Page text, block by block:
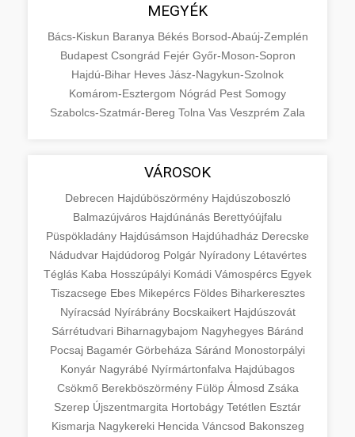
MEGYÉK
Bács-Kiskun Baranya Békés Borsod-Abaúj-Zemplén
Budapest Csongrád Fejér Győr-Moson-Sopron
Hajdú-Bihar Heves Jász-Nagykun-Szolnok
Komárom-Esztergom Nógrád Pest Somogy
Szabolcs-Szatmár-Bereg Tolna Vas Veszprém Zala
VÁROSOK
Debrecen Hajdúböszörmény Hajdúszoboszló
Balmazújváros Hajdúnánás Berettyóújfalu
Püspökladány Hajdúsámson Hajdúhadház Derecske
Nádudvar Hajdúdorog Polgár Nyíradony Létavértes
Téglás Kaba Hosszúpályi Komádi Vámospércs Egyek
Tiszacsege Ebes Mikepércs Földes Biharkeresztes
Nyíracsád Nyírábrány Bocskaikert Hajdúszovát
Sárrétudvari Biharnagybajom Nagyhegyes Báránd
Pocsaj Bagamér Görbeháza Sáránd Monostorpályi
Konyár Nagyrábé Nyírmártonfalva Hajdúbagos
Csökmő Berekböszörmény Fülöp Álmosd Zsáka
Szerep Újszentmargita Hortobágy Tetétlen Esztár
Kismarja Nagykereki Hencida Váncsod Bakonszeg